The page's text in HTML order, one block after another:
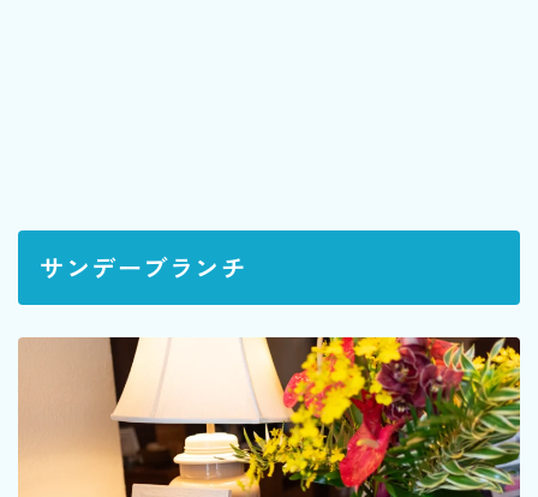
サンデーブランチ